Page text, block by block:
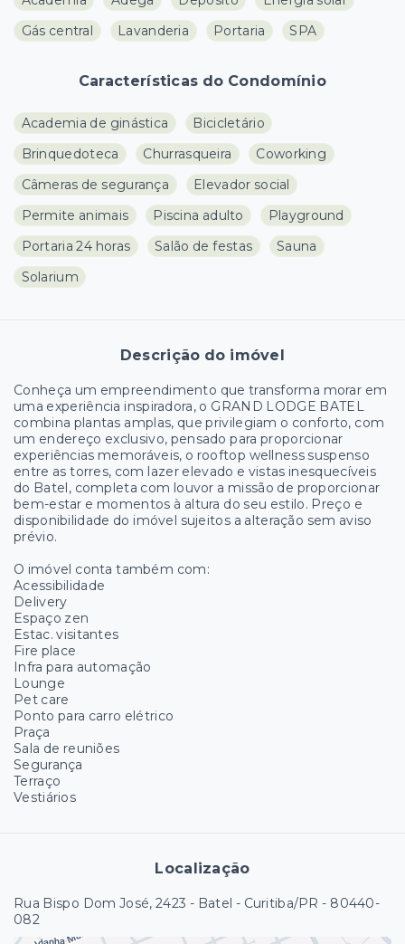
Gás central
Lavanderia Portaria SPA
Características do Condomínio
Academia de ginástica
Bicicletário
Brinquedoteca
Churrasqueira
Coworking
Câmeras de segurança
Elevador social
Permite animais
Piscina adulto
Playground
Portaria 24 horas
Salão de festas
Sauna
Solarium
Descrição do imóvel
Conheça um empreendimento que transforma morar em
uma experiência inspiradora, o GRAND LODGE BATEL
combina plantas amplas, que privilegiam o conforto, com
um endereço exclusivo, pensado para proporcionar
experiências memoráveis, o rooftop wellness suspenso
entre as torres, com lazer elevado e vistas inesquecíveis
do Batel, completa com louvor a missão de proporcionar
bem-estar e momentos à altura do seu estilo. Preço e
disponibilidade do imóvel sujeitos a alteração sem aviso
prévio.
O imóvel conta também com:
Acessibilidade
Delivery
Espaço zen
Estac. visitantes
Fire place
Infra para automação
Lounge
Pet care
Ponto para carro elétrico
Praça
Sala de reuniões
Segurança
Terraço
Vestiários
Localização
Rua Bispo Dom José, 2423 - Batel - Curitiba/PR - 80440-
082